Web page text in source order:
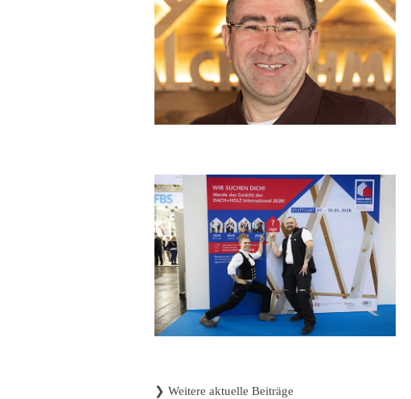
❯ Weitere aktuelle Beiträge